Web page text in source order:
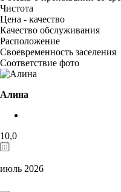
Чистота
Цена - качество
Качество обслуживания
Расположение
Своевременность заселения
Соответствие фото
Алина
10,0
июль 2026